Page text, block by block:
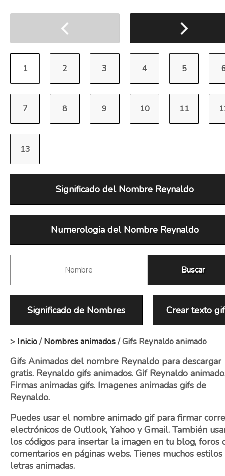
Significado del Nombre Reynaldo
Numerologia del Nombre Reynaldo
Significado de Nombres Crear texto gif
> Inicio/Nombres animados/ Gifs Reynaldo animado
Gifs Animados del nombre Reynaldo para descargar
gratis. Reynaldo gifs animados. Gif Reynaldo
Firmas animadas gifs. Imagenes animadas gifs de
Reynaldo.
Puedes usar el nombre animado gif para firmar
electrónicos de Outlook, Yahoo y Gmail. También
los códigos para insertar la imagen en tu blog, foros
comentarios en páginas webs. Tienes muchos estilos
letras animadas.